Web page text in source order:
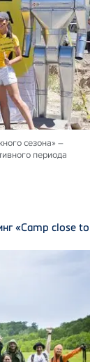
сезона» –
периода
«Camp close to